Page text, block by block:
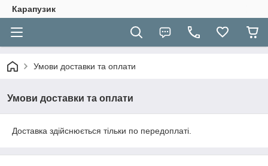
Карапузик
Умови доставки та оплати
Умови доставки та оплати
Доставка здійснюється тільки по передоплаті.